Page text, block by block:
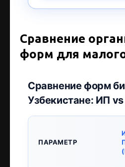
Сравнение
форм для
Сравнение форм
Узбекистане: ИП
ПАРАМЕТР